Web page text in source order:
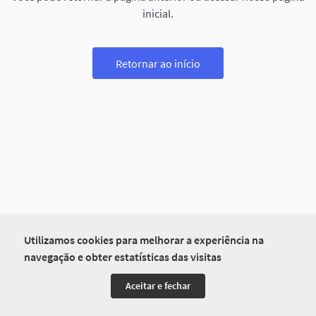
Utilizamos cookies para melhorar a experiência na
navegação e obter estatísticas das visitas
Aceitar e fechar
inicial.
Retornar ao início